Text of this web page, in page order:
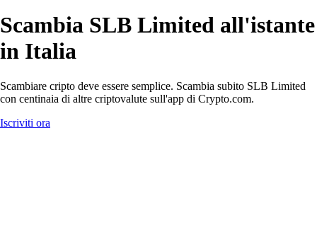
Scambia SLB Limited all'istante
in Italia
Scambiare cripto deve essere semplice. Scambia subito SLB Limited
con centinaia di altre criptovalute sull'app di Crypto.com.
Iscriviti ora